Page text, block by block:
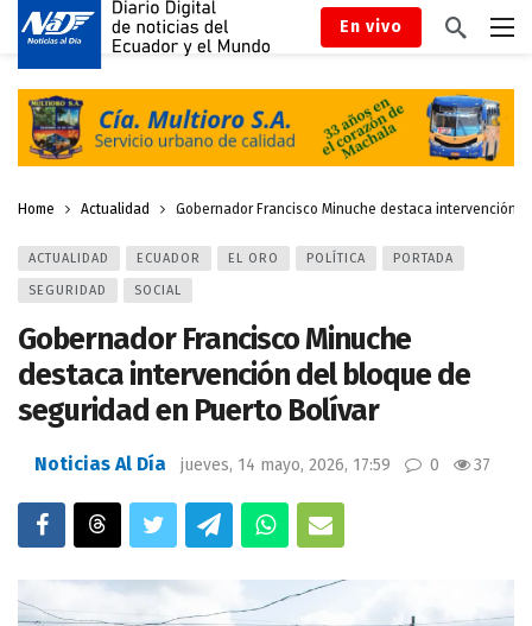
En vivo
Home Actualidad Gobernador Francisco Minuche destaca intervención
ACTUALIDAD ECUADOR EL ORO POLÍTICA PORTADA
SEGURIDAD SOCIAL
Gobernador Francisco Minuche
destaca intervención del bloque de
seguridad en Puerto Bolívar
Noticias Al Día jueves, 14 mayo, 2026, 17:59 0 37